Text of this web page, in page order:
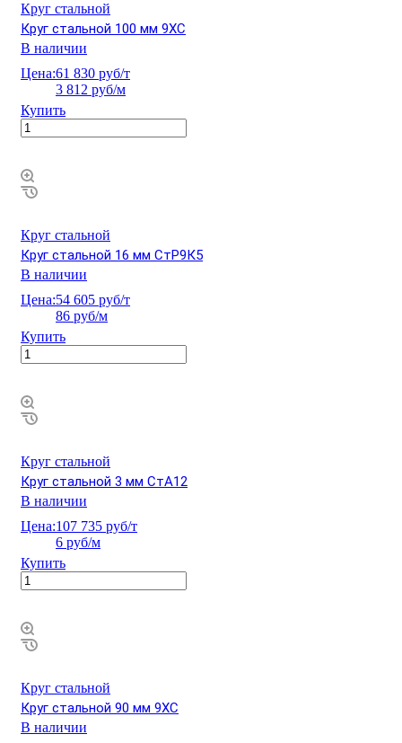
Круг стальной
Круг стальной 100 мм 9ХС
В наличии
Цена:61 830 руб/т
3 812 руб/м
Купить
Круг стальной
Круг стальной 16 мм СтР9К5
В наличии
Цена:54 605 руб/т
86 руб/м
Купить
Круг стальной
Круг стальной 3 мм СтА12
В наличии
Цена:107 735 руб/т
6 руб/м
Купить
Круг стальной
Круг стальной 90 мм 9ХС
В наличии